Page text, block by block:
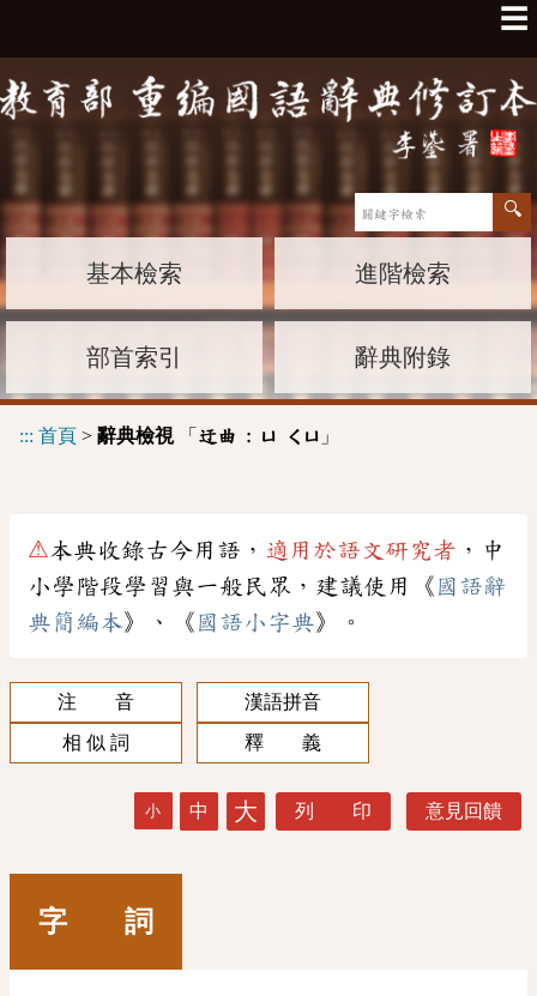
☰
基本檢索 進階檢索
部首索引 辭典附錄
::: 首頁 > 辭典檢視「 迂曲 : ㄩ ㄑㄩ 」
⚠本典收錄古今用語， 適用於語文研究者 ，中
小學階段學習與一般民眾，建議使用《 國語辭
典簡編本》、《 國語小字典》。
注 音
漢語拼音
相 似 詞
釋 義
小 中 大 列 印 意見回饋
字 詞